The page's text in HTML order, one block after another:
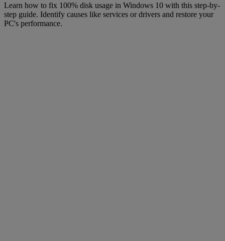
Learn how to fix 100% disk usage in Windows 10 with this step-by-
step guide. Identify causes like services or drivers and restore your
PC's performance.